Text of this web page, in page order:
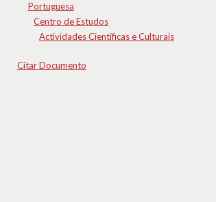
Portuguesa
Centro de Estudos
Actividades Científicas e Culturais
Citar Documento